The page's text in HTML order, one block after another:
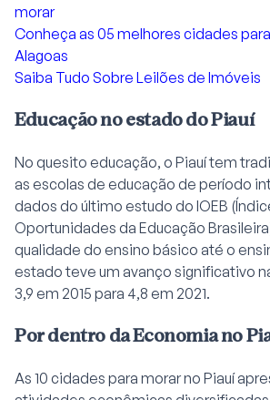
morar
Conheça as 05 melhores cidades
Alagoas
Saiba Tudo Sobre Leilões de Imóveis
Educação no estado do Piauí
No quesito educação, o Piauí tem
as escolas de educação de período
dados do último estudo do IOEB
Oportunidades da Educação
qualidade do ensino básico até o
estado teve um avanço significativo
3,9 em 2015 para 4,8 em 2021.
Por dentro da Economia no
As 10 cidades para morar no Piauí